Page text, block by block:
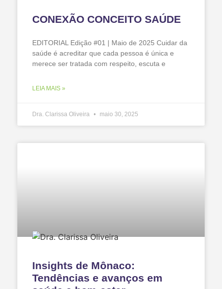
CONEXÃO CONCEITO SAÚDE
EDITORIAL Edição #01 | Maio de 2025 Cuidar da
saúde é acreditar que cada pessoa é única e
merece ser tratada com respeito, escuta e
LEIA MAIS »
Dra. Clarissa Oliveira maio 30, 2025
Insights de Mônaco:
Tendências e avanços em